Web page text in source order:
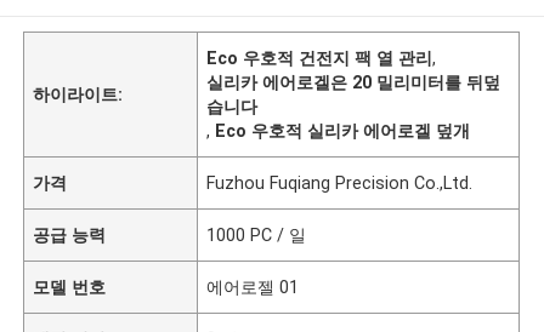
하이라이트:
Eco 우호적 건전지 팩 열 관리,
실리카 에어로겔은 20 밀리미터를 뒤덮
습니다
, Eco 우호적 실리카 에어로겔 덮개
가격 Fuzhou Fuqiang Precision Co.,Ltd.
공급 능력 1000 PC / 일
모델 번호 에어로젤 01